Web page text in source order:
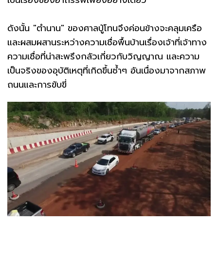
ดังนั้น "ตำนาน" ของศาลปู่โทนจึงค่อนข้างจะคลุมเครือ
และผสมผสานระหว่างความเชื่อพื้นบ้านเรื่องเจ้าที่เจ้าทาง
ความเชื่อที่น่าสะพรึงกลัวเกี่ยวกับวิญญาณ และความ
เป็นจริงของอุบัติเหตุที่เกิดขึ้นซ้ำๆ อันเนื่องมาจากสภาพ
ถนนและการขับขี่